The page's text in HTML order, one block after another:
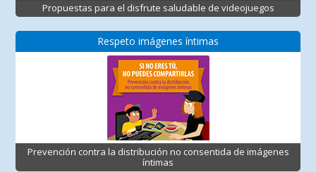
Propuestas para el disfrute saludable de videojuegos
Respeto imágenes íntimas
Prevención contra la distribución no consentida de imágenes
íntimas